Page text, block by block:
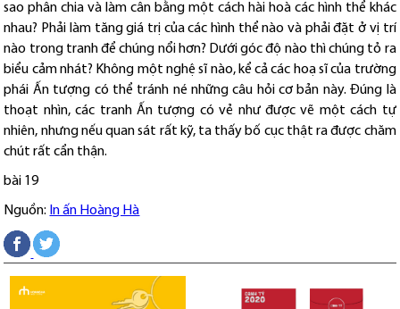
sao phân chia và làm cân bằng một cách hài hoà các hình thể khác
nhau? Phải làm tăng giá trị của các hình thể nào và phải đặt ở vị trí
nào trong tranh để chúng nổi hơn? Dưới góc độ nào thì chúng tỏ ra
biểu cảm nhát? Không một nghệ sĩ nào, kể cả các hoạ sĩ của trường
phái Ấn tượng có thể tránh né những câu hỏi cơ bản này. Đúng là
thoạt nhìn, các tranh Ấn tượng có vẻ như được vẽ một cách tự
nhiên, nhưng nếu quan sát rất kỹ, ta thấy bố cục thật ra được chăm
chút rất cẩn thận.
bài 19
Nguồn: In ấn Hoàng Hà